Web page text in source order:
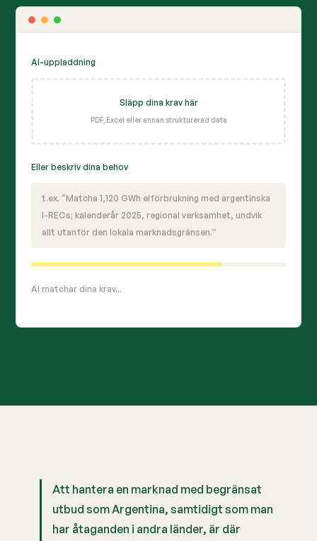
AI-uppladdning
Släpp dina krav här
PDF, Excel eller annan strukturerad data
Eller beskriv dina behov
t.ex. “Matcha 1,120 GWh elförbrukning med argentinska
I-RECs; kalenderår 2025, regional verksamhet, undvik
allt utanför den lokala marknadsgränsen.”
AI matchar dina krav...
Att hantera en marknad med begränsat
utbud som Argentina, samtidigt som man
har åtaganden i andra länder, är där